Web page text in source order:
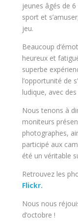
jeunes âgés de
sport et
jeu.
Beaucoup
heureux et
superbe
l’opportunité de
ludique, avec
Nous tenons à
moniteurs
photographes,
participé aux
été un véritable
Retrouvez les
Flickr.
Nous nous
d’octobre !